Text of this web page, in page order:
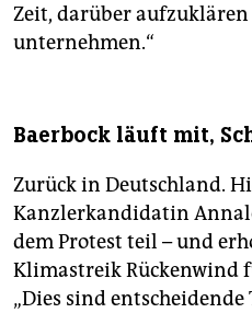
Zeit, darüber aufzuklären
unternehmen.“
Baerbock läuft mit,
Zurück in Deutschland.
Kanzlerkandidatin
dem Protest teil – und
Klimastreik Rückenwind
„Dies sind entscheidende